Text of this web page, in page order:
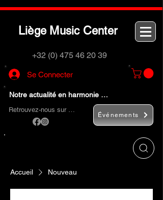
Liège M usic Center
+32 (0) 475 46 20 39
Se Connecter
Notre actualité en harmonie …
Retrouvez-nous sur …
Événements
Accueil Nouveau